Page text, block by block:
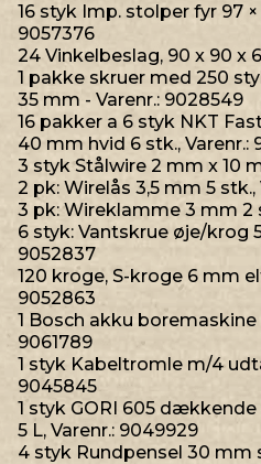
16 styk Imp. stolper fyr 97
9057376
24 Vinkelbeslag, 90 x 90 x
1 pakke skruer med 250
35 mm - Varenr.: 9028549
16 pakker a 6 styk NKT
40 mm hvid 6 stk., Varenr.:
3 styk Stålwire 2 mm x 10
2 pk: Wirelås 3,5 mm 5 stk.,
3 pk: Wireklamme 3 mm 2
6 styk: Vantskrue øje/krog
9052837
120 kroge, S-kroge 6 mm
9052863
1 Bosch akku boremaskine
9061789
1 styk Kabeltromle m/4
9045845
1 styk GORI 605
5 L, Varenr.: 9049929
4 styk Rundpensel 30 mm